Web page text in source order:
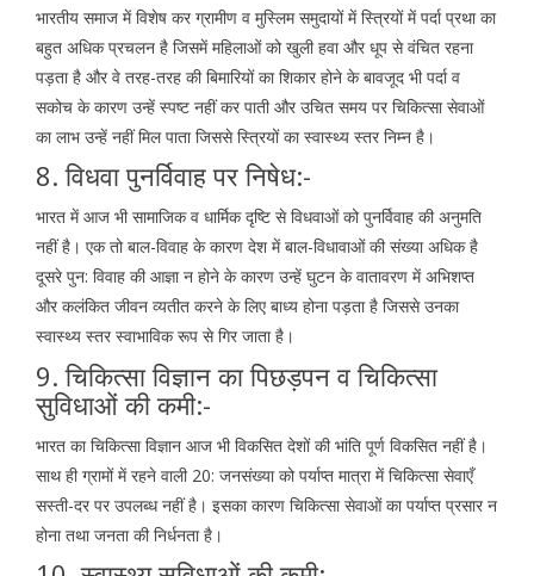
भारतीय समाज में विशेष कर ग्रामीण व मुस्लिम समुदायों में स्त्रियों में पर्दा प्रथा का
बहुत अधिक प्रचलन है जिसमें महिलाओं को खुली हवा और धूप से वंचित रहना
पड़ता है और वे तरह-तरह की बिमारियों का शिकार होने के बावजूद भी पर्दा व
सकोच के कारण उन्हें स्पष्ट नहीं कर पाती और उचित समय पर चिकित्सा सेवाओं
का लाभ उन्हें नहीं मिल पाता जिससे स्त्रियों का स्वास्थ्य स्तर निम्न है।
8. विधवा पुनर्विवाह पर निषेध:-
भारत में आज भी सामाजिक व धार्मिक दृष्टि से विधवाओं को पुनर्विवाह की अनुमति
नहीं है। एक तो बाल-विवाह के कारण देश में बाल-विधावाओं की संख्या अधिक है
दूसरे पुन: विवाह की आज्ञा न होने के कारण उन्हें घुटन के वातावरण में अभिशप्त
और कलंकित जीवन व्यतीत करने के लिए बाध्य होना पड़ता है जिससे उनका
स्वास्थ्य स्तर स्वाभाविक रूप से गिर जाता है।
9. चिकित्सा विज्ञान का पिछड़पन व चिकित्सा
सुविधाओं की कमी:-
भारत का चिकित्सा विज्ञान आज भी विकसित देशों की भांति पूर्ण विकसित नहीं है।
साथ ही ग्रामों में रहने वाली 20: जनसंख्या को पर्याप्त मात्रा में चिकित्सा सेवाएँ
सस्ती-दर पर उपलब्ध नहीं है। इसका कारण चिकित्सा सेवाओं का पर्याप्त प्रसार न
होना तथा जनता की निर्धनता है।